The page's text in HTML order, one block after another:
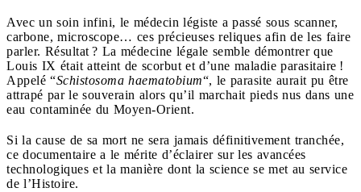
Avec un soin infini, le médecin légiste a passé sous scanner,
carbone, microscope… ces précieuses reliques afin de les faire
parler. Résultat ? La médecine légale semble démontrer que
Louis IX était atteint de scorbut et d’une maladie parasitaire !
Appelé “Schistosoma haematobium“, le parasite aurait pu être
attrapé par le souverain alors qu’il marchait pieds nus dans une
eau contaminée du Moyen-Orient.
Si la cause de sa mort ne sera jamais définitivement tranchée,
ce documentaire a le mérite d’éclairer sur les avancées
technologiques et la manière dont la science se met au service
de l’Histoire.